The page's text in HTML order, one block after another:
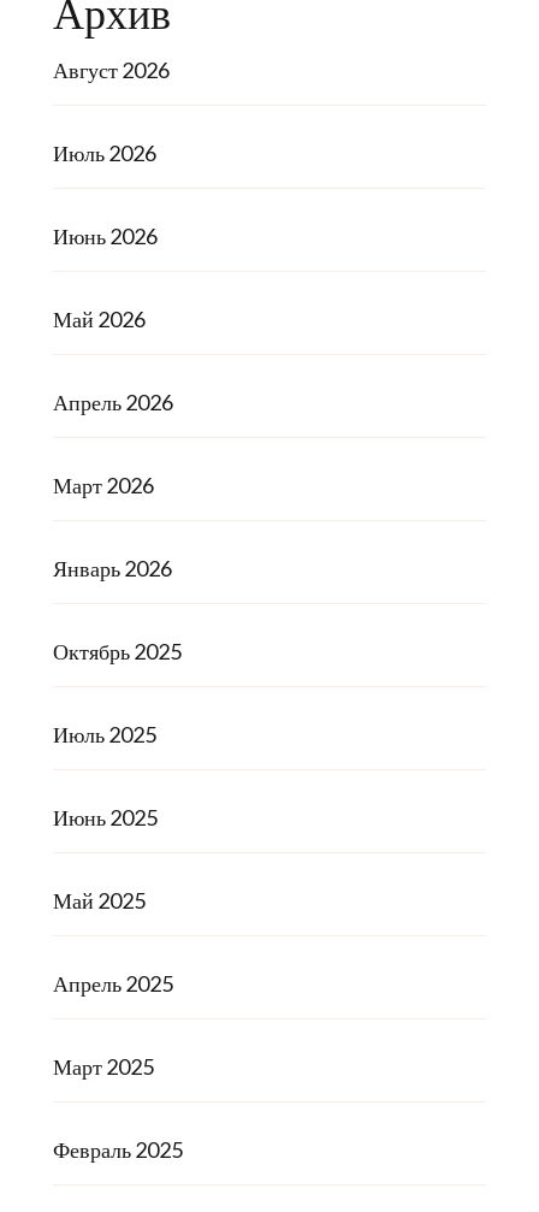
Архив
Август 2026
Июль 2026
Июнь 2026
Май 2026
Апрель 2026
Март 2026
Январь 2026
Октябрь 2025
Июль 2025
Июнь 2025
Май 2025
Апрель 2025
Март 2025
Февраль 2025